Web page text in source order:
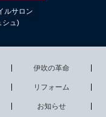
ルサロン
シュ)
伊吹の革命
リフォーム
お知らせ